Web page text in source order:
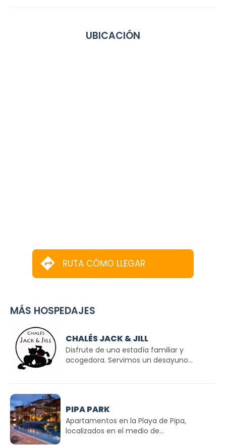
UBICACIÓN
RUTA CÓMO LLEGAR
MÁS HOSPEDAJES
CHALÉS JACK & JILL
Disfrute de una estadía familiar y
acogedora. Servimos un desayuno...
PIPA PARK
Apartamentos en la Playa de Pipa,
localizados en el medio de...